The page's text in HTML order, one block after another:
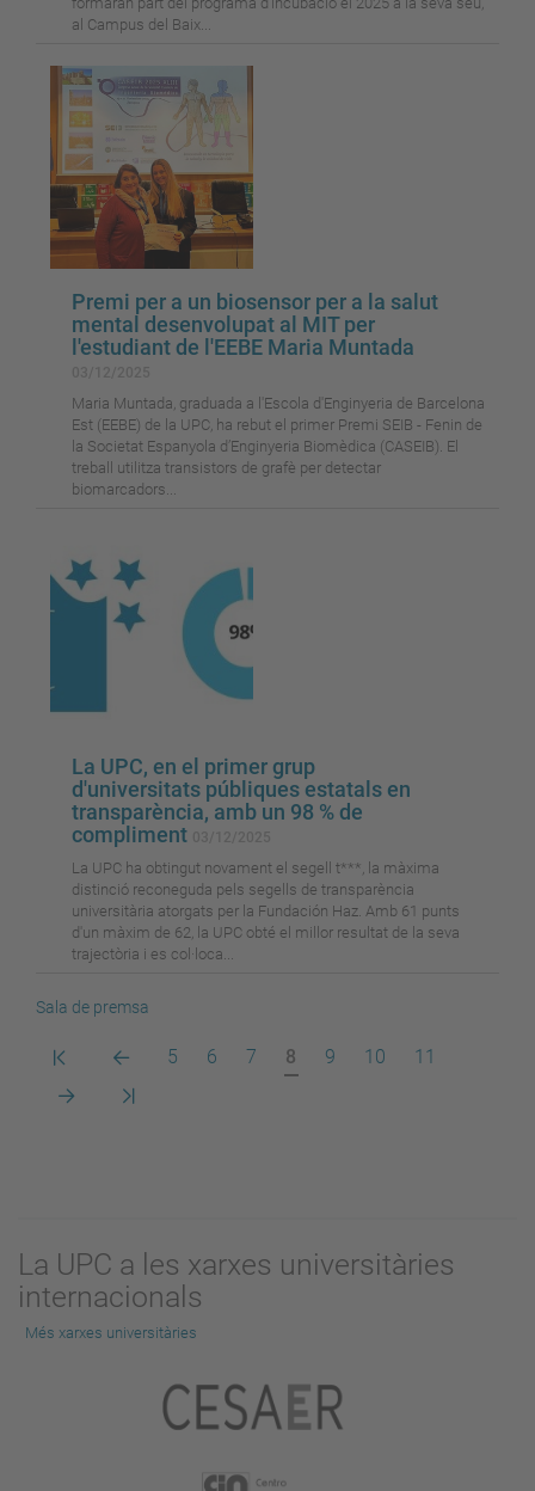
al Campus del Baix...
Premi per a un biosensor per a la salut
mental desenvolupat al MIT per
l'estudiant de l'EEBE Maria Muntada
Maria Muntada, graduada a l'Escola d'Enginyeria de Barcelona
Est (EEBE) de la UPC, ha rebut el primer Premi SEIB - Fenin de
la Societat Espanyola d’Enginyeria Biomèdica (CASEIB). El
treball utilitza transistors de grafè per detectar
biomarcadors...
La UPC, en el primer grup
d'universitats públiques estatals en
transparència, amb un 98 % de
compliment
La UPC ha obtingut novament el segell t***, la màxima
distinció reconeguda pels segells de transparència
universitària atorgats per la Fundación Haz. Amb 61 punts
d'un màxim de 62, la UPC obté el millor resultat de la seva
trajectòria i es col·loca...
Sala de premsa
Primera
Pàgina
Pàgina
5 Pàgina
6 Pàgina
7
Pàgina
actual
8 Pàgina
9 Pàgina
10 Pàgina
11
Pàgina
Darrera
La UPC a les xarxes universitàries
internacionals
Més xarxes universitàries